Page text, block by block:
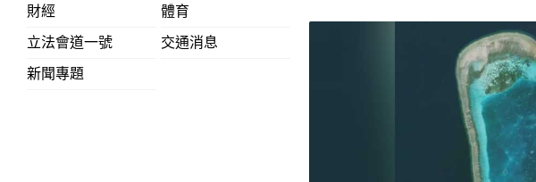
財經
體育
立法會道一號
交通消息
新聞專題